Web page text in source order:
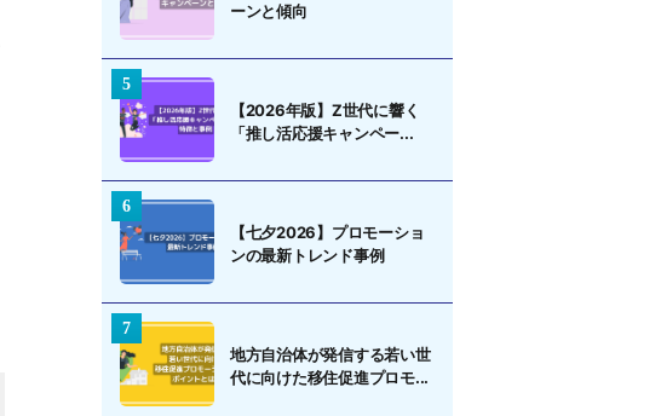
ーンと傾向
【2026年版】Z世代に響く
「推し活応援キャンペー...
【七夕2026】プロモーショ
ンの最新トレンド事例
地方自治体が発信する若い世
代に向けた移住促進プロモ...